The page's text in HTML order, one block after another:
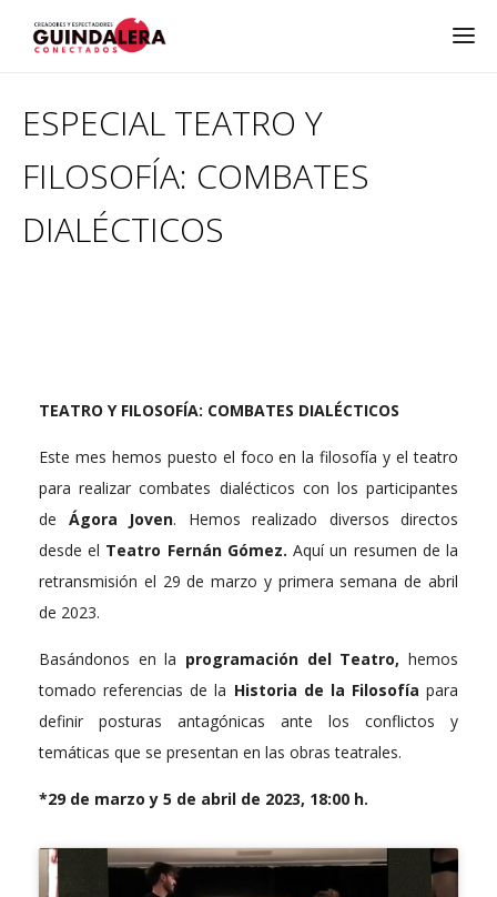
ESPECIAL TEATRO Y
FILOSOFÍA: COMBATES
DIALÉCTICOS
TEATRO Y FILOSOFÍA: COMBATES DIALÉCTICOS
Este mes hemos puesto el foco en la filosofía y el teatro
para realizar combates dialécticos con los participantes
de Ágora Joven. Hemos realizado diversos directos
desde el Teatro Fernán Gómez. Aquí un resumen de la
retransmisión el 29 de marzo y primera semana de abril
de 2023.
Basándonos en la programación del Teatro, hemos
tomado referencias de la Historia de la Filosofía para
definir posturas antagónicas ante los conflictos y
temáticas que se presentan en las obras teatrales.
*29 de marzo y 5 de abril de 2023, 18:00 h.